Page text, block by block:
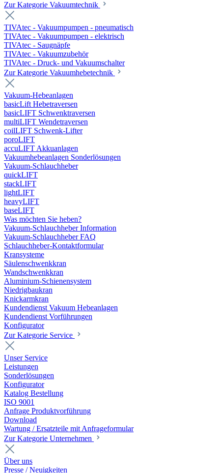
Zur Kategorie Vakuumtechnik
TIVAtec - Vakuumpumpen - pneumatisch
TIVAtec - Vakuumpumpen - elektrisch
TIVAtec - Saugnäpfe
TIVAtec - Vakuumzubehör
TIVAtec - Druck- und Vakuumschalter
Zur Kategorie Vakuumhebetechnik
Vakuum-Hebeanlagen
basicLift Hebetraversen
basicLIFT Schwenktraversen
multiLIFT Wendetraversen
coilLIFT Schwenk-Lifter
poroLIFT
accuLIFT Akkuanlagen
Vakuumhebeanlagen Sonderlösungen
Vakuum-Schlauchheber
quickLIFT
stackLIFT
lightLIFT
heavyLIFT
baseLIFT
Was möchten Sie heben?
Vakuum-Schlauchheber Information
Vakuum-Schlauchheber FAQ
Schlauchheber-Kontaktformular
Kransysteme
Säulenschwenkkran
Wandschwenkkran
Aluminium-Schienensystem
Niedrigbaukran
Knickarmkran
Kundendienst Vakuum Hebeanlagen
Kundendienst Vorführungen
Konfigurator
Zur Kategorie Service
Unser Service
Leistungen
Sonderlösungen
Konfigurator
Katalog Bestellung
ISO 9001
Anfrage Produktvorführung
Download
Wartung / Ersatzteile mit Anfrageformular
Zur Kategorie Unternehmen
Über uns
Presse / Neuigkeiten